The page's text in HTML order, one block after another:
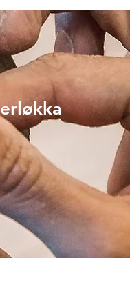
Finn oss